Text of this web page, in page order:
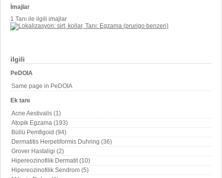
ilgili
PeDOIA
Same page in PeDOIA
Ek tanı
Acne Aestivalis (1)
Atopik Egzama (193)
Büllü Pemfigoid (94)
Dermatitis Herpetiformis Duhring (36)
Grover Hastaligi (2)
Hipereozinofilik Dermatit (10)
Hipereozinofilik Sendrom (5)
İmajlar
1 Tanı ile ilgili imajlar